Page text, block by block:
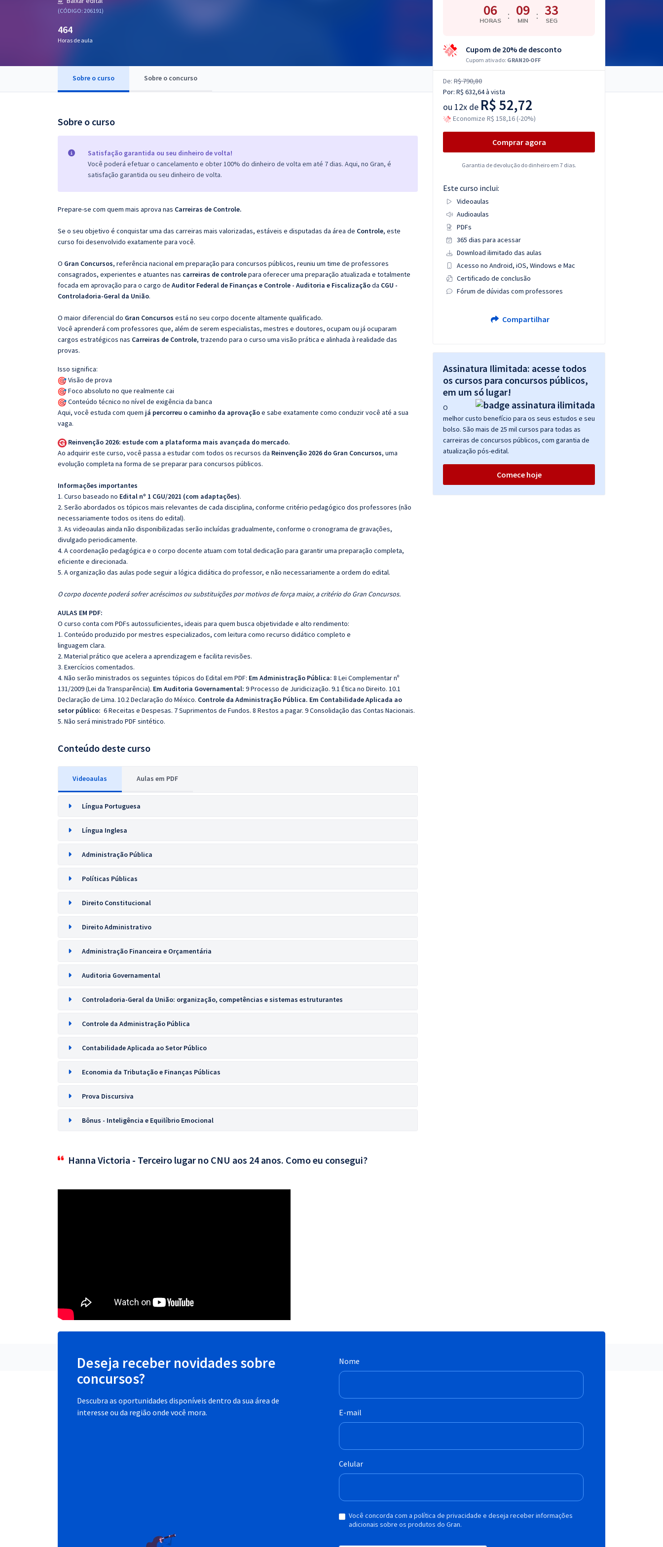
Conteúdo gratuito
(CÓDIGO: 206191)
464
Horas de aula
Sobre o curso Sobre o concurso
Sobre o curso
Satisfação garantida ou seu dinheiro de volta!
Você poderá efetuar o cancelamento e obter 100% do dinheiro de volta em até 7 dias. Aqui, no Gran, é
satisfação garantida ou seu dinheiro de volta.
Prepare-se com quem mais aprova nas Carreiras de Controle.
Se o seu objetivo é conquistar uma das carreiras mais valorizadas, estáveis e disputadas da área de Controle, este
curso foi desenvolvido exatamente para você.
O Gran Concursos, referência nacional em preparação para concursos públicos, reuniu um time de professores
consagrados, experientes e atuantes nas carreiras de controlepara oferecer uma preparação atualizada e totalmente
focada em aprovação para o cargo de Auditor Federal de Finanças e Controle - Auditoria e Fiscalizaçãoda CGU -
Controladoria-Geral da União.
O maior diferencial do Gran Concursos está no seu corpo docente altamente qualificado.
Você aprenderá com professores que, além de serem especialistas, mestres e doutores, ocupam ou já ocuparam
cargos estratégicos nas Carreiras de Controle, trazendo para o curso uma visão prática e alinhada à realidade das
provas.
Isso significa:
Visão de prova
Foco absoluto no que realmente cai
Conteúdo técnico no nível de exigência da banca
Aqui, você estuda com quem já percorreu o caminho da aprovaçãoe sabe exatamente como conduzir você até a sua
vaga.
Reinvenção 2026: estude com a plataforma mais avançada do mercado.
Ao adquirir este curso, você passa a estudar com todos os recursos da Reinvenção 2026 do Gran Concursos, uma
evolução completa na forma de se preparar para concursos públicos.
Informações importantes
1. Curso baseado no Edital nº 1 CGU/2021 (com adaptações).
2. Serão abordados os tópicos mais relevantes de cada disciplina, conforme critério pedagógico dos professores (não
necessariamente todos os itens do edital).
3. As videoaulas ainda não disponibilizadas serão incluídas gradualmente, conforme o cronograma de gravações,
divulgado periodicamente.
4. A coordenação pedagógica e o corpo docente atuam com total dedicação para garantir uma preparação completa,
eficiente e direcionada.
5. A organização das aulas pode seguir a lógica didática do professor, e não necessariamente a ordem do edital.
O corpo docente poderá sofrer acréscimos ou substituições por motivos de força maior, a critério do Gran Concursos.
AULAS EM PDF:
O curso conta com PDFs autossuficientes, ideais para quem busca objetividade e alto rendimento:
1. Conteúdo produzido por mestres especializados, com leitura como recurso didático completo e
linguagem clara.
2. Material prático que acelera a aprendizagem e facilita revisões.
3. Exercícios comentados.
4. Não serão ministrados os seguintes tópicos do Edital em PDF: Em Administração Pública: 8 Lei Complementar nº
131/2009 (Lei da Transparência). Em Auditoria Governamental: 9 Processo de Juridicização. 9.1 Ética no Direito. 10.1
Declaração de Lima. 10.2 Declaração do México. Controle da Administração Pública. Em Contabilidade Aplicada ao
setor público: 6 Receitas e Despesas. 7 Suprimentos de Fundos. 8 Restos a pagar. 9 Consolidação das Contas Nacionais.
5. Não será ministrado PDF sintético.
Conteúdo deste curso
Videoaulas Aulas em PDF
Língua Portuguesa
Língua Inglesa
Administração Pública
Políticas Públicas
Direito Constitucional
Direito Administrativo
Administração Financeira e Orçamentária
Auditoria Governamental
Controladoria-Geral da União: organização, competências e sistemas estruturantes
Controle da Administração Pública
Contabilidade Aplicada ao Setor Público
Economia da Tributação e Finanças Públicas
Prova Discursiva
Bônus - Inteligência e Equilíbrio Emocional
Hanna Victoria - Terceiro lugar no CNU aos 24 anos. Como eu consegui?
06
HORAS : 09
MIN : 32
SEG
Cupom de 20% de desconto
Cupom ativado: GRAN20-OFF
De: R$ 790,80
Por: R$ 632,64à vista
ou 12x de R$ 52,72
Economize R$ 158,16 (-20%)
Comprar agora
Garantia de devolução do dinheiro em 7 dias.
Este curso inclui:
Videoaulas
Audioaulas
PDFs
365 dias para acessar
Download ilimitado das aulas
Acesso no Android, iOS, Windows e Mac
Certificado de conclusão
Fórum de dúvidas com professores
Compartilhar
Assinatura Ilimitada: acesse todos
os cursos para concursos públicos,
em um só lugar!
O
melhor custo benefício para os seus estudos e seu
bolso. São mais de 25 mil cursos para todas as
carreiras de concursos públicos, com garantia de
atualização pós-edital.
Comece hoje
Deseja receber novidades sobre
concursos?
Descubra as oportunidades disponíveis dentro da sua área de
interesse ou da região onde você mora.
Nome
E-mail
Celular
Você concorda com a política de privacidade e deseja receber informações
adicionais sobre os produtos do Gran.